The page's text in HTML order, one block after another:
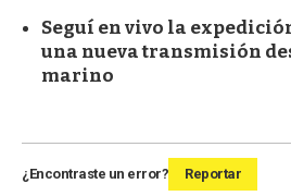
Seguí en vivo la
una nueva transmisión
marino
¿Encontraste un error? Reportar